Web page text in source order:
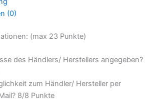
(0)
(max 23 Punkte)
des Händlers/ Herstellers angegeben?
zum Händler/ Hersteller per
8/8 Punkte